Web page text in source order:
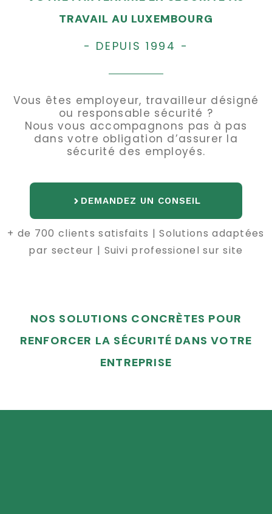
TRAVAIL AU LUXEMBOURG
- DEPUIS 1994 -
Vous êtes employeur, travailleur désigné
ou responsable sécurité ?
Nous vous accompagnons pas à pas
dans votre obligation d’assurer la
sécurité des employés.
DEMANDEZ UN CONSEIL
+ de 700 clients satisfaits | Solutions adaptées
par secteur | Suivi professionel sur site
NOS SOLUTIONS CONCRÈTES POUR
RENFORCER LA SÉCURITÉ DANS VOTRE
ENTREPRISE